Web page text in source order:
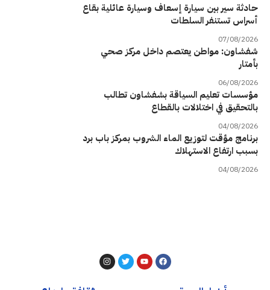
حادثة سير بين سيارة إسعاف وسيارة عائلية بقاع
أسراس تستنفر السلطات
07/08/2026
شفشاون: مواطن يعتصم داخل مركز صحي
بأمتار
06/08/2026
مؤسسات تعليم السياقة بشفشاون تطالب
بالتحقيق في اختلالات بالقطاع
04/08/2026
برنامج مؤقت لتوزيع الماء الشروب بمركز باب برد
بسبب ارتفاع الاستهلاك
04/08/2026